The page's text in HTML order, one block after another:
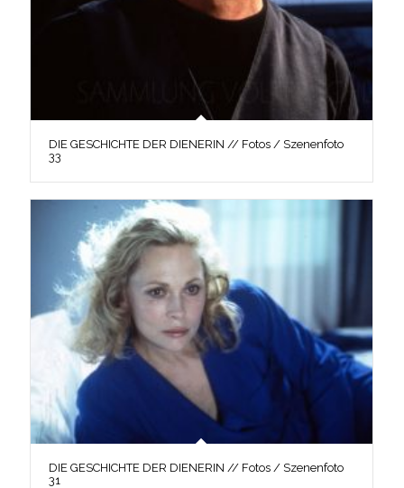
DIE GESCHICHTE DER DIENERIN // Fotos / Szenenfoto
33
DIE GESCHICHTE DER DIENERIN // Fotos / Szenenfoto
31